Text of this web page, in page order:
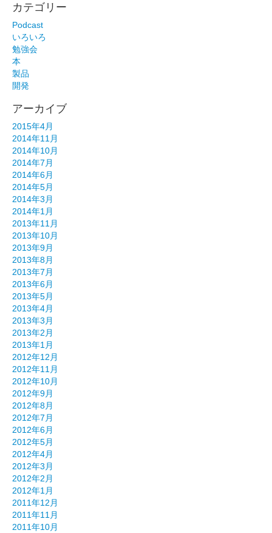
カテゴリー
Podcast
いろいろ
勉強会
本
製品
開発
アーカイブ
2015年4月
2014年11月
2014年10月
2014年7月
2014年6月
2014年5月
2014年3月
2014年1月
2013年11月
2013年10月
2013年9月
2013年8月
2013年7月
2013年6月
2013年5月
2013年4月
2013年3月
2013年2月
2013年1月
2012年12月
2012年11月
2012年10月
2012年9月
2012年8月
2012年7月
2012年6月
2012年5月
2012年4月
2012年3月
2012年2月
2012年1月
2011年12月
2011年11月
2011年10月